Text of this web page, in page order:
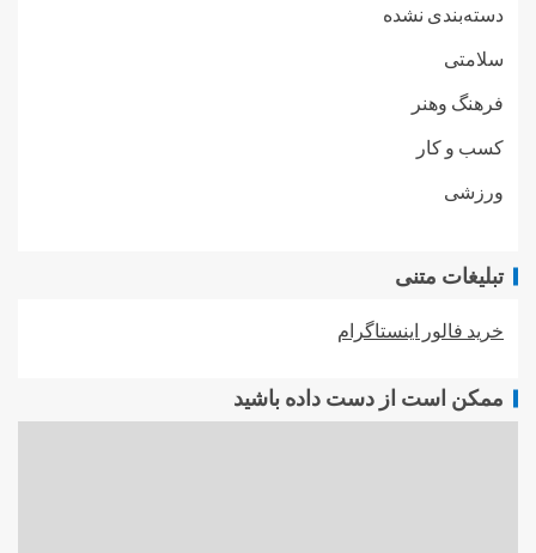
دسته‌بندی نشده
سلامتی
فرهنگ وهنر
کسب و کار
ورزشی
تبلیغات متنی
خرید فالور اینستاگرام
ممکن است از دست داده باشید